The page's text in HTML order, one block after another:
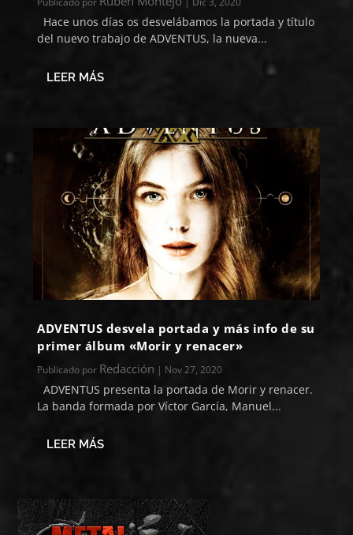
Hace unos días os desvelábamos la portada y título
del nuevo trabajo de ADVENTUS, la nueva...
LEER MÁS
ADVENTUS desvela portada y más info de su
primer álbum «Morir y renacer»
Publicado por Redacción | Nov 27, 2020
ADVENTUS presenta la portada de Morir y renacer.
La banda formada por Víctor García, Manuel...
LEER MÁS